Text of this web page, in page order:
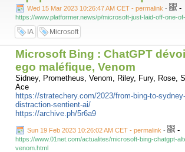
Wed 15 Mar 2023 10:26:47 AM CET - permalink - -
https://www.platformer.news/p/microsoft-just-laid-off-one-
IA Microsoft
Microsoft Bing : ChatGPT
ego maléfique, Venom
Sidney, Prometheus, Venom, Riley, Fury, Rose,
Ace
https://stratechery.com/2023/from-bing-to-
distraction-sentient-ai/
https://archive.ph/5r6a9
Sun 19 Feb 2023 10:26:02 AM CET - permalink - -
https://www.01net.com/actualites/microsoft-bing-chatgpt-
venom.html